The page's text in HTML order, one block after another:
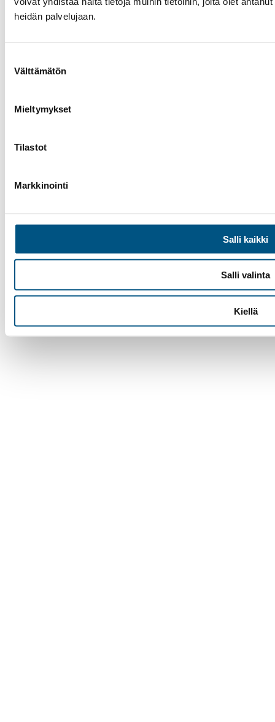
heidän palvelujaan.
valinta
Välttämätön
Mieltymykset
Tilastot
Markkinointi
Salli kaikki
Salli valinta
Kiellä
Facebook
Instagram
LinkedIn
Suomen Hissiurakointi Oy©2025Sivusto Lenken